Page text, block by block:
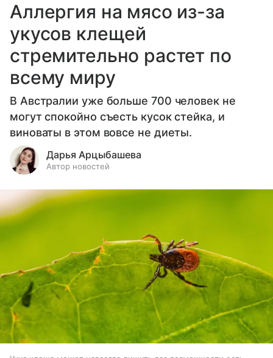
Аллергия на мясо из-за
укусов клещей
стремительно растет по
всему миру
В Австралии уже больше 700 человек не
могут спокойно съесть кусок стейка, и
виноваты в этом вовсе не диеты.
Дарья Арцыбашева
Автор новостей